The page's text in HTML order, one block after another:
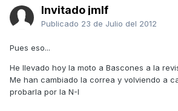
Invitado jmlf
Publicado 23 de Julio del 2012
Pues eso...
He llevado hoy la moto a Bascones a la
Me han cambiado la correa y volviendo a
probarla por la N-I